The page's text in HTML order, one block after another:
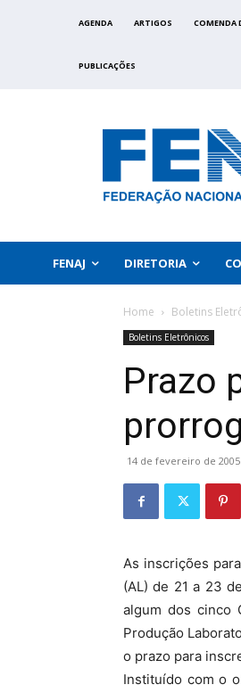
AGENDA ARTIGOS COMENDA
PUBLICAÇÕES
FENAJ DIRETORIA
Home Boletins
Boletins Eletrônicos
Prazo
14 de fevereiro de 2005
As inscrições
(AL) de 21 a 23
algum dos cinco
Produção
o prazo para
Instituí­do com o